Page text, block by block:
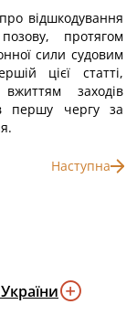
відшкодування
протягом
сили судовим
цієї статті,
заходів
першу чергу за
Наступна